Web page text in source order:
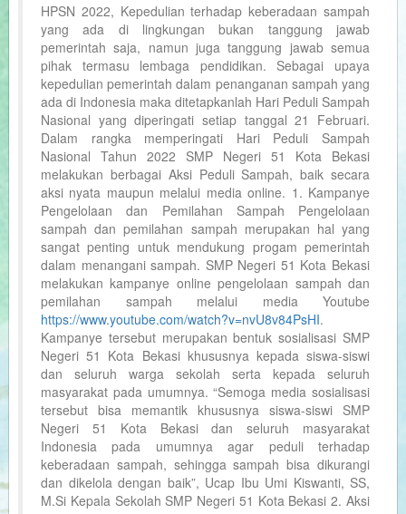
HPSN 2022, Kepedulian terhadap keberadaan sampah
yang ada di lingkungan bukan tanggung jawab
pemerintah saja, namun juga tanggung jawab semua
pihak termasu lembaga pendidikan. Sebagai upaya
kepedulian pemerintah dalam penanganan sampah yang
ada di Indonesia maka ditetapkanlah Hari Peduli Sampah
Nasional yang diperingati setiap tanggal 21 Februari.
Dalam rangka memperingati Hari Peduli Sampah
Nasional Tahun 2022 SMP Negeri 51 Kota Bekasi
melakukan berbagai Aksi Peduli Sampah, baik secara
aksi nyata maupun melalui media online. 1. Kampanye
Pengelolaan dan Pemilahan Sampah Pengelolaan
sampah dan pemilahan sampah merupakan hal yang
sangat penting untuk mendukung progam pemerintah
dalam menangani sampah. SMP Negeri 51 Kota Bekasi
melakukan kampanye online pengelolaan sampah dan
pemilahan sampah melalui media Youtube
https://www.youtube.com/watch?v=nvU8v84PsHI.
Kampanye tersebut merupakan bentuk sosialisasi SMP
Negeri 51 Kota Bekasi khususnya kepada siswa-siswi
dan seluruh warga sekolah serta kepada seluruh
masyarakat pada umumnya. “Semoga media sosialisasi
tersebut bisa memantik khususnya siswa-siswi SMP
Negeri 51 Kota Bekasi dan seluruh masyarakat
Indonesia pada umumnya agar peduli terhadap
keberadaan sampah, sehingga sampah bisa dikurangi
dan dikelola dengan baik”, Ucap Ibu Umi Kiswanti, SS,
M.Si Kepala Sekolah SMP Negeri 51 Kota Bekasi 2. Aksi